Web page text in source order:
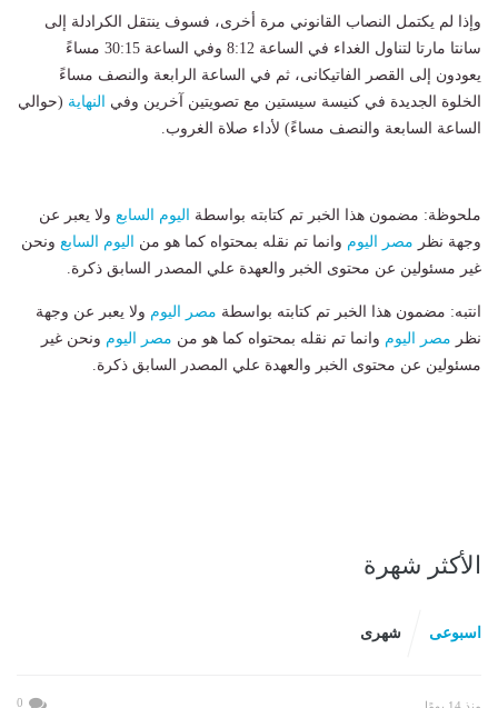
وإذا لم يكتمل النصاب القانوني مرة أخرى، فسوف ينتقل الكرادلة إلى
سانتا مارتا لتناول الغداء في الساعة 8:12 وفي الساعة 30:15 مساءً
يعودون إلى القصر الفاتيكانى، ثم في الساعة الرابعة والنصف مساءً
الخلوة الجديدة في كنيسة سيستين مع تصويتين آخرين وفي النهاية (حوالي
الساعة السابعة والنصف مساءً) لأداء صلاة الغروب.
ملحوظة: مضمون هذا الخبر تم كتابته بواسطة اليوم السابع ولا يعبر عن
وجهة نظر مصر اليوم وانما تم نقله بمحتواه كما هو من اليوم السابع ونحن
غير مسئولين عن محتوى الخبر والعهدة علي المصدر السابق ذكرة.
انتبه: مضمون هذا الخبر تم كتابته بواسطة مصر اليوم ولا يعبر عن وجهة
نظر مصر اليوم وانما تم نقله بمحتواه كما هو من مصر اليوم ونحن غير
مسئولين عن محتوى الخبر والعهدة علي المصدر السابق ذكرة.
الأكثر شهرة
اسبوعى شهرى
منذ 14 يومًا 0